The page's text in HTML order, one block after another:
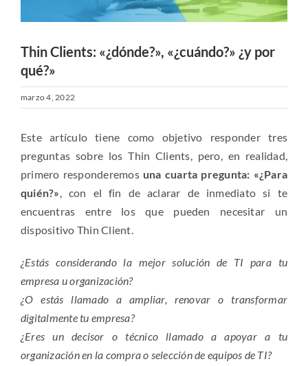
Thin Clients: «¿dónde?», «¿cuándo?» ¿y por
qué?»
marzo 4, 2022
Este artículo tiene como objetivo responder tres
preguntas sobre los Thin Clients, pero, en realidad,
primero responderemos una cuarta pregunta: «¿Para
quién?», con el fin de aclarar de inmediato si te
encuentras entre los que pueden necesitar un
dispositivo Thin Client.
¿Estás considerando la mejor solución de TI para tu
empresa u organización?
¿O estás llamado a ampliar, renovar o transformar
digitalmente tu empresa?
¿Eres un decisor o técnico llamado a apoyar a tu
organización en la compra o selección de equipos de TI?